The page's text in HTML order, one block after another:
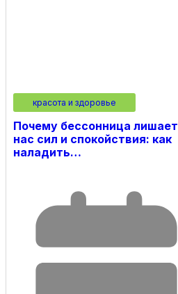
красота и здоровье
Почему бессонница лишает
нас сил и спокойствия: как
наладить…